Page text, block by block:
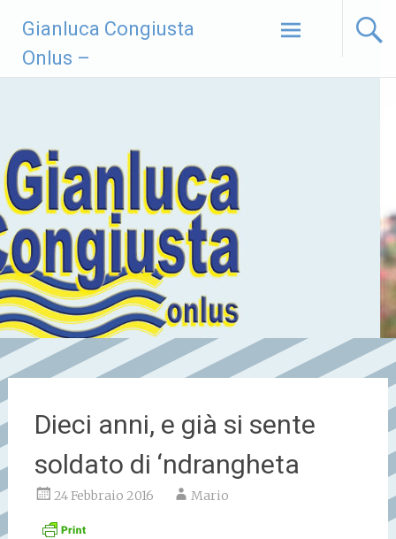
contenuto
Gianluca Congiusta
Onlus –
Dieci anni, e già si sente
soldato di ‘ndrangheta
24 Febbraio 2016 Mario